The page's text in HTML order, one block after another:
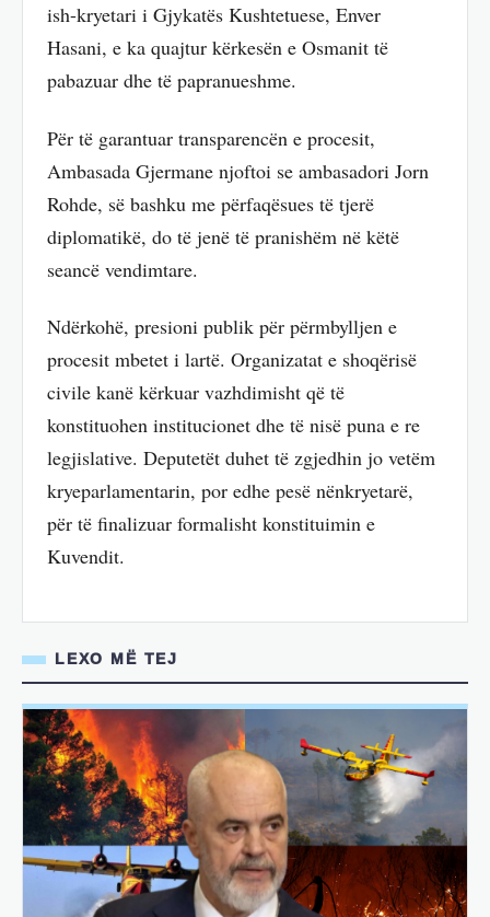
ish-kryetari i Gjykatës Kushtetuese, Enver
Hasani, e ka quajtur kërkesën e Osmanit të
pabazuar dhe të papranueshme.
Për të garantuar transparencën e procesit,
Ambasada Gjermane njoftoi se ambasadori Jorn
Rohde, së bashku me përfaqësues të tjerë
diplomatikë, do të jenë të pranishëm në këtë
seancë vendimtare.
Ndërkohë, presioni publik për përmbylljen e
procesit mbetet i lartë. Organizatat e shoqërisë
civile kanë kërkuar vazhdimisht që të
konstituohen institucionet dhe të nisë puna e re
legjislative. Deputetët duhet të zgjedhin jo vetëm
kryeparlamentarin, por edhe pesë nënkryetarë,
për të finalizuar formalisht konstituimin e
Kuvendit.
LEXO MË TEJ